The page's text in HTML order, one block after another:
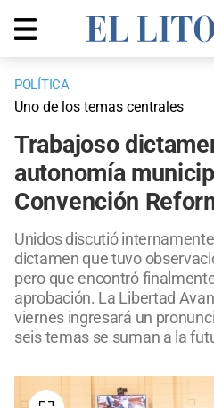
POLÍTICA
Uno de los temas centrales
Trabajoso
autonomía
Convención
Unidos discutió
dictamen que tuvo
pero que encontró
aprobación. La Libertad
viernes ingresará un
seis temas se suman a la